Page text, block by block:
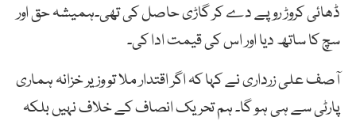
ڈھائی کروڑ روپے دے کر گاڑی حاصل کی تھی۔ہمیشہ حق اور
سچ کا ساتھ دیا اور اس کی قیمت ادا کی۔
آصف علی زرداری نے کہا کہ اگر اقتدار ملا تو وزیر خزانہ ہماری
پارٹی سے ہی ہو گا۔ ہم تحریک انصاف کے خلاف نہیں بلکہ